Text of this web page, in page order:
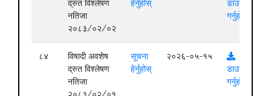
द्रुत विश्लेषण
नतिजा
२०८३/०२/०२
हेर्नुहोस्
डाउनलोड
गर्नुहोस्
८४
विषादी अवशेष
द्रुत विश्लेषण
नतिजा
सूचना
हेर्नुहोस्
२०२६-०५-१५
डाउनलोड
गर्नुहोस्